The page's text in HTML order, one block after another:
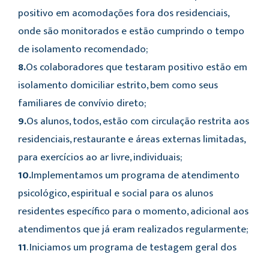
positivo em acomodações fora dos residenciais,
onde são monitorados e estão cumprindo o tempo
de isolamento recomendado;
8.Os colaboradores que testaram positivo estão em
isolamento domiciliar estrito, bem como seus
familiares de convívio direto;
9.Os alunos, todos, estão com circulação restrita aos
residenciais, restaurante e áreas externas limitadas,
para exercícios ao ar livre, individuais;
10.Implementamos um programa de atendimento
psicológico, espiritual e social para os alunos
residentes específico para o momento, adicional aos
atendimentos que já eram realizados regularmente;
11. Iniciamos um programa de testagem geral dos